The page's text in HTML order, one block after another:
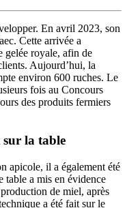
En avril 2023, son
Cette arrivée a
gelée royale, afin de
Aujourd’hui, la
environ 600 ruches. Le
fois au Concours
des produits fermiers
sur la table
apicole, il a également été
table a mis en évidence
de miel, après
a été fait sur le